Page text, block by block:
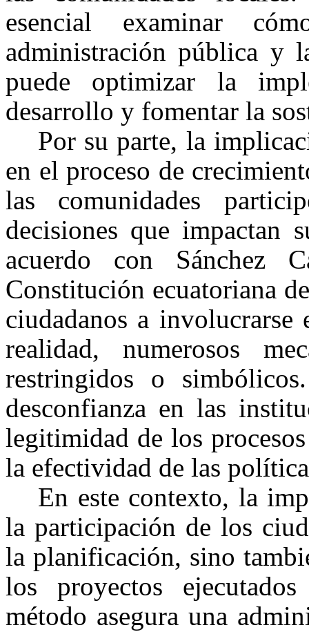
esencial examinar
administración pública y
puede optimizar la
desarrollo y fomentar la
Por su parte, la
en el proceso de
las comunidades
decisiones que
acuerdo con Sánchez
Constitución ecuatoriana
ciudadanos a
realidad, numerosos
restringidos o
desconfianza en las
legitimidad de los
la efectividad de las
En este contexto, la
la participación de los
la planificación, sino
los proyectos
método asegura una